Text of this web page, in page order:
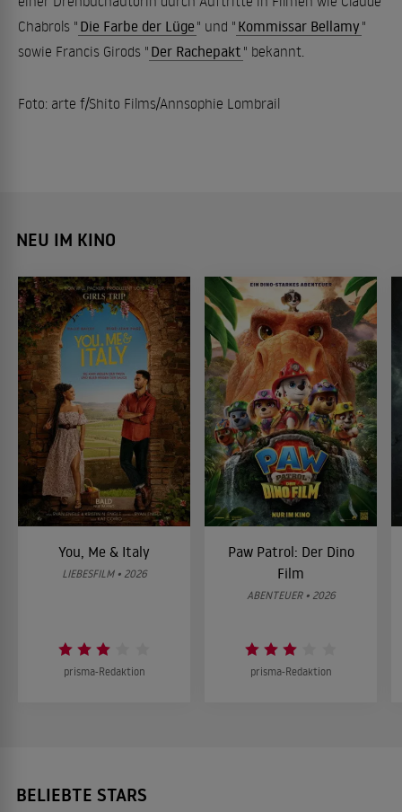
Chabrols " Die Farbe der Lüge " und " Kommissar Bellamy "
sowie Francis Girods " Der Rachepakt " bekannt.
Foto: arte f/Shito Films/Annsophie Lombrail
NEU IM KINO
You, Me & Italy
LIEBESFILM • 2026
prisma-Redaktion
Paw Patrol: Der Dino
Film
ABENTEUER • 2026
prisma-Redaktion
BELIEBTE STARS